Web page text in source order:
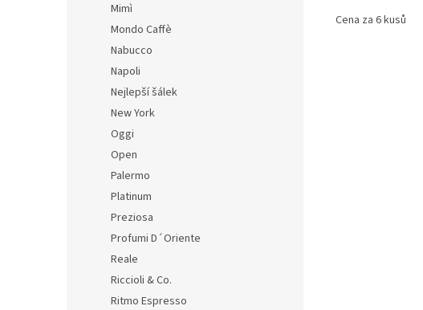
Mimì
Mondo Caffè
Nabucco
Napoli
Nejlepší šálek
New York
Oggi
Open
Palermo
Platinum
Preziosa
Profumi D´Oriente
Reale
Riccioli & Co.
Ritmo Espresso
Cena za 6 kusů